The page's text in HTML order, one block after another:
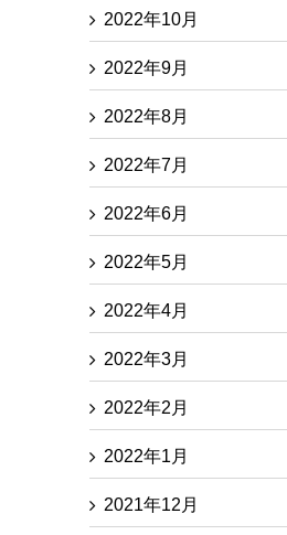
2022年10月
2022年9月
2022年8月
2022年7月
2022年6月
2022年5月
2022年4月
2022年3月
2022年2月
2022年1月
2021年12月